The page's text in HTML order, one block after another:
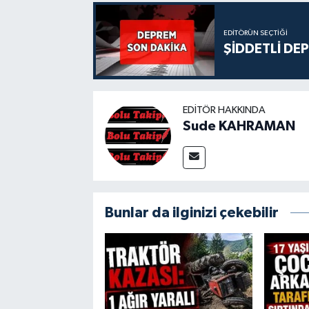
EDITÖRÜN SEÇTIĞI
ŞİDDETLİ
EDITÖR HAKKINDA
Sude KAHRAMAN
Bunlar da ilginizi çekebilir